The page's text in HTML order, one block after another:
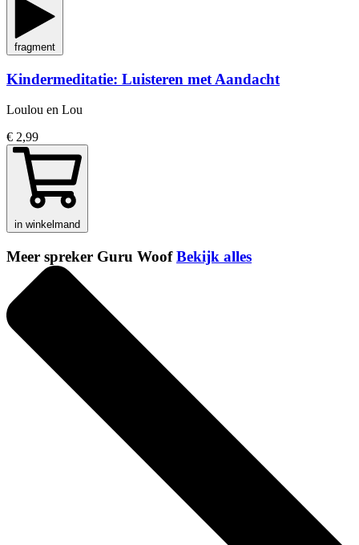
fragment
Kindermeditatie: Luisteren met Aandacht
Loulou en Lou
€ 2,99
in winkelmand
Meer spreker Guru WoofBekijk alles